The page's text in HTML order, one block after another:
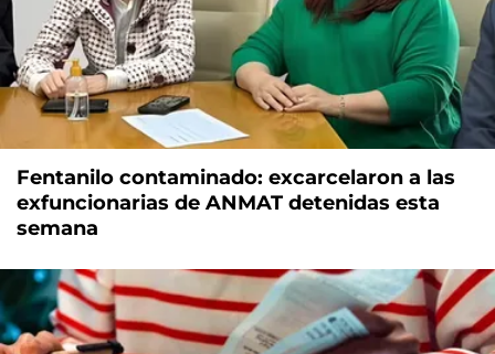
Fentanilo contaminado: excarcelaron a las
exfuncionarias de ANMAT detenidas esta
semana